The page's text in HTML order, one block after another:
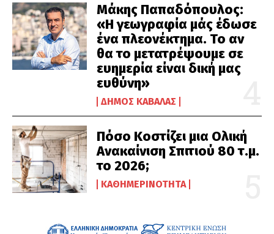
Μάκης Παπαδόπουλος:
«Η γεωγραφία μάς έδωσε
ένα πλεονέκτημα. Το αν
θα το μετατρέψουμε σε
ευημερία είναι δική μας
ευθύνη»
ΔΉΜΟΣ ΚΑΒΆΛΑΣ
Πόσο Κοστίζει μια Ολική
Ανακαίνιση Σπιτιού 80 τ.μ.
το 2026;
ΚΑΘΗΜΕΡΙΝΌΤΗΤΑ